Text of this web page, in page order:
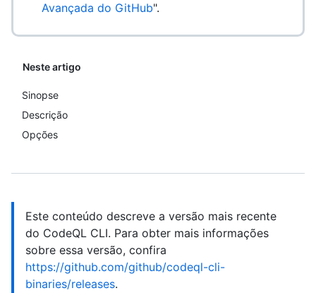
Avançada do GitHub".
Neste artigo
Sinopse
Descrição
Opções
Este conteúdo descreve a versão mais recente
do CodeQL CLI. Para obter mais informações
sobre essa versão, confira
https://github.com/github/codeql-cli-
binaries/releases.